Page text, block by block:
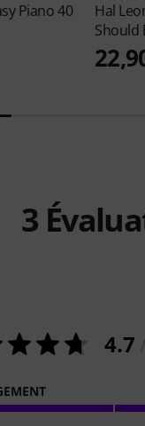
Piano 40
Hal
Should
3
4.7